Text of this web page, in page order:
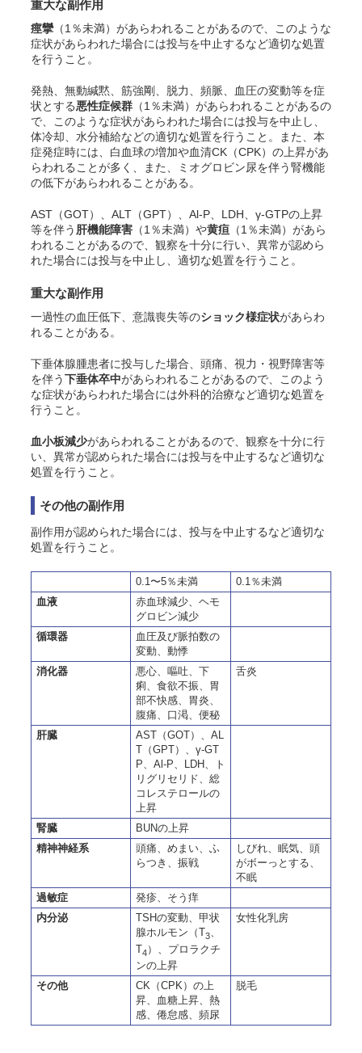
重大な副作用
痙攣（1％未満）があらわれることがあるので、このような
症状があらわれた場合には投与を中止するなど適切な処置
を行うこと。
発熱、無動緘黙、筋強剛、脱力、頻脈、血圧の変動等を症
状とする悪性症候群 （1％未満）があらわれることがあるの
で、このような症状があらわれた場合には投与を中止し、
体冷却、水分補給などの適切な処置を行うこと。また、本
症発症時には、白血球の増加や血清CK（CPK）の上昇があ
らわれることが多く、また、ミオグロビン尿を伴う腎機能
の低下があらわれることがある。
AST（GOT）、ALT（GPT）、Al-P、LDH、γ-GTPの上昇
等を伴う 肝機能障害 （1％未満）や黄疸 （1％未満）があら
われることがあるので、観察を十分に行い、異常が認めら
れた場合には投与を中止し、適切な処置を行うこと。
重大な副作用
一過性の血圧低下、意識喪失等のショック様症状があらわ
れることがある。
下垂体腺腫患者に投与した場合、頭痛、視力・視野障害等
を伴う下垂体卒中があらわれることがあるので、このよう
な症状があらわれた場合には外科的治療など適切な処置を
行うこと。
血小板減少があらわれることがあるので、観察を十分に行
い、異常が認められた場合には投与を中止するなど適切な
処置を行うこと。
その他の副作用
副作用が認められた場合には、投与を中止するなど適切な
処置を行うこと。
0.1〜5％未満
0.1％未満
血液
赤血球減少、ヘモ
グロビン減少
循環器
血圧及び脈拍数の
変動、動悸
消化器
悪心、嘔吐、下
痢、食欲不振、胃
部不快感、胃炎、
腹痛、口渇、便秘
舌炎
肝臓
AST（GOT）、AL
T（GPT）、γ-GT
P、A -P、LDH、ト
リグリセリド、総
コレステロールの
上昇
腎臓
BUNの上昇
精神神経系
頭痛、めまい、ふ
らつき、振戦
しびれ、眠気、頭
がボーっとする、
不眠
過敏症
発疹、そう痒
内分泌
TSHの変動、甲状
腺ホルモン（T3、
T4）、プロラクチ
ンの上昇
女性化乳房
その他
CK（CPK）の上
昇、血糖上昇、熱
感、倦怠感、頻尿
脱毛